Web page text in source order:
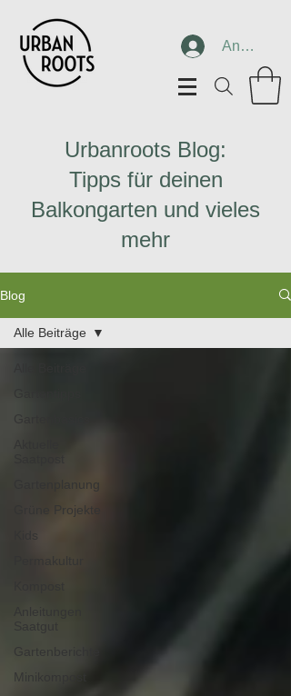
Anmelden
Urbanroots Blog:
Tipps für deinen
Balkongarten und vieles
mehr
Blog
Gartenplanung
Grüne Projekte
Minikompost
Alle Beiträge